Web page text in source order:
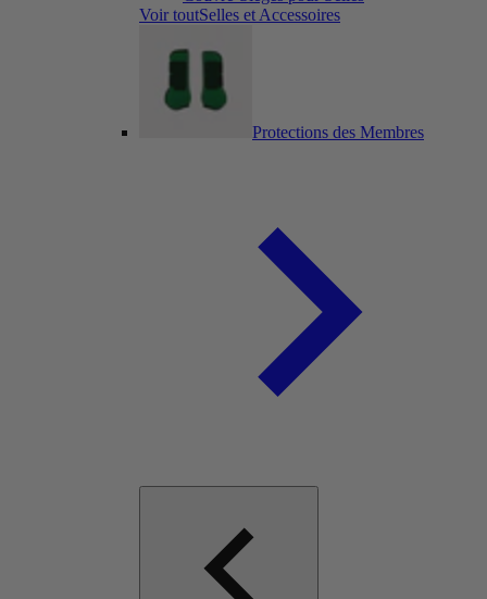
Voir toutSelles et Accessoires
Protections des Membres